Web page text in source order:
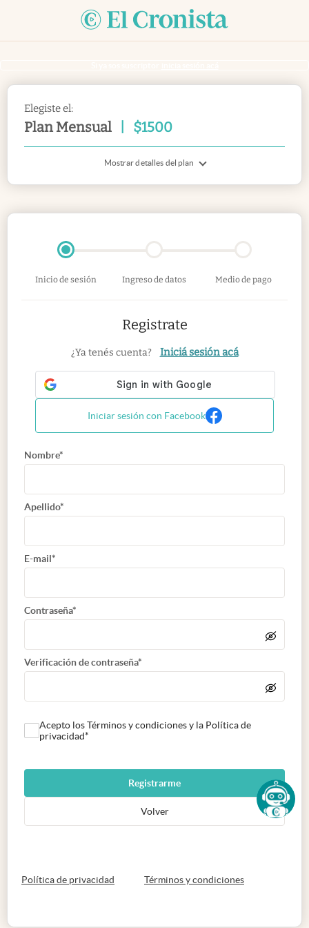
Elegiste el:
Plan Mensual $1500
Mostrar detalles del plan
Inicio de sesión Ingreso de datos Medio de pago
Registrate
¿Ya tenés cuenta? Iniciá sesión acá
Iniciar sesión con Facebook
Nombre*
Apellido*
E-mail*
Contraseña*
Verificación de contraseña*
Acepto los Términos y condiciones y la Política de
privacidad*
Registrarme
Volver
Política de privacidad abre en nueva pestaña
Términos y condicionesabre en nueva